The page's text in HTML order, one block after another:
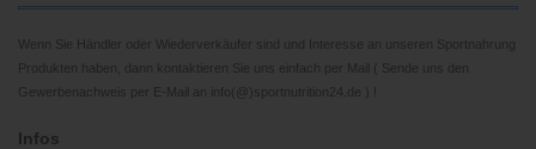
Wenn Sie Händler oder Wiederverkäufer sind und Interesse an unseren Sportnahrung
Produkten haben, dann kontaktieren Sie uns einfach per Mail ( Sende uns den
Gewerbenachweis per E-Mail an info(@)sportnutrition24.de ) !
Infos